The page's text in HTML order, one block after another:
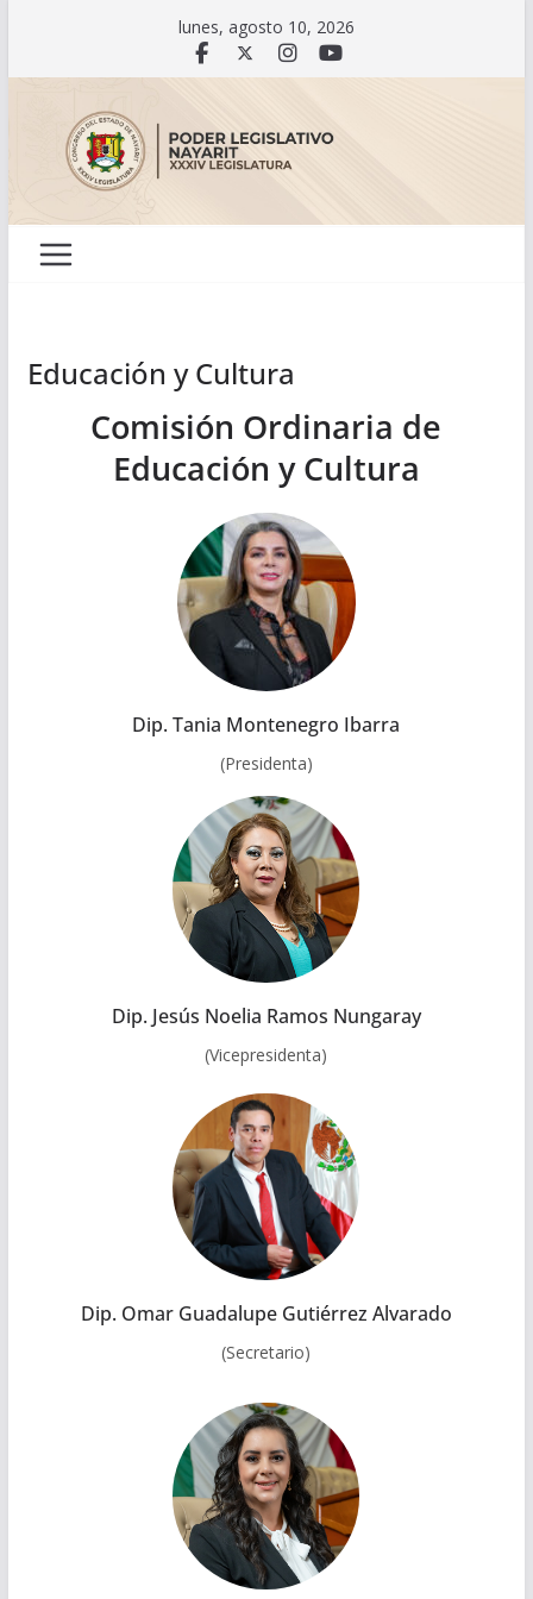
contenido
lunes, agosto 10, 2026
Educación y Cultura
Comisión Ordinaria de
Educación y Cultura
Dip. Tania Montenegro Ibarra
(Presidenta)
Dip. Jesús Noelia Ramos Nungaray
(Vicepresidenta)
Dip. Omar Guadalupe Gutiérrez Alvarado
(Secretario)